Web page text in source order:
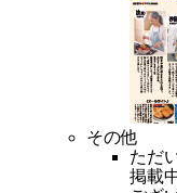
その他
ただ
掲載